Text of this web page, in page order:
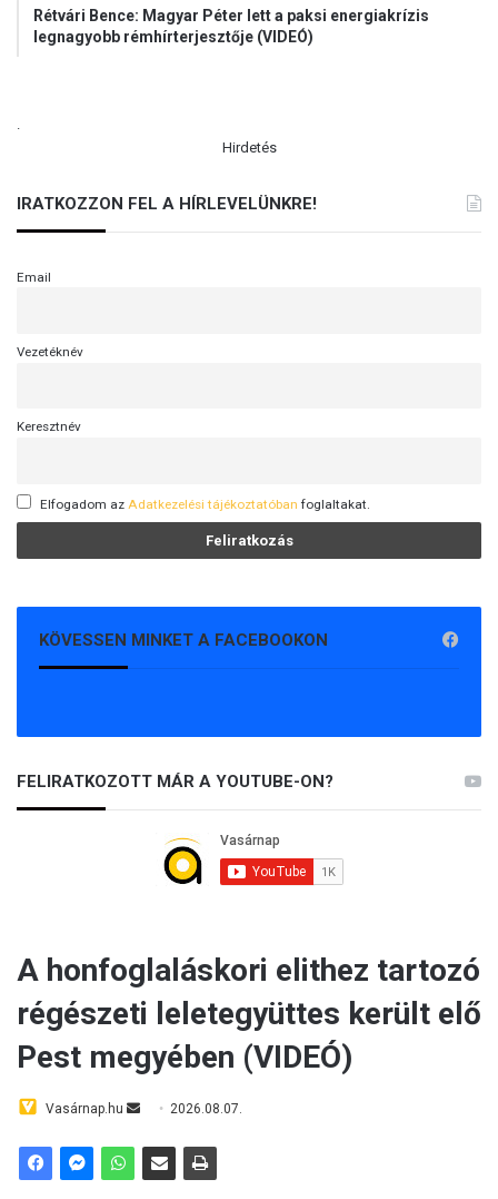
Rétvári Bence: Magyar Péter lett a paksi energiakrízis
legnagyobb rémhírterjesztője (VIDEÓ)
Hirdetés
IRATKOZZON FEL A HÍRLEVELÜNKRE!
Email
Vezetéknév
Keresztnév
Elfogadom az Adatkezelési tájékoztatóban foglaltakat.
KÖVESSEN MINKET A FACEBOOKON
FELIRATKOZOTT MÁR A YOUTUBE-ON?